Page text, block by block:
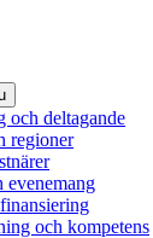
och deltagande
regioner
evenemang
och kompetens